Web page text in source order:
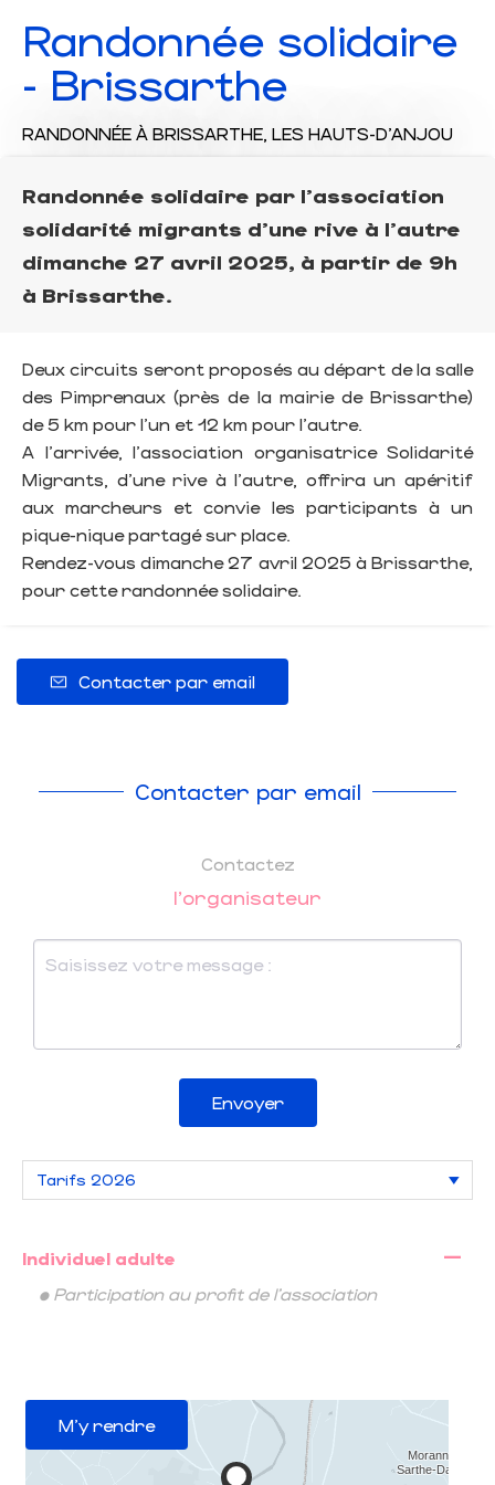
Randonnée solidaire
- Brissarthe
RANDONNÉE À BRISSARTHE, LES HAUTS-D'ANJOU
Randonnée solidaire par l'association
solidarité migrants d'une rive à l'autre
dimanche 27 avril 2025, à partir de 9h
à Brissarthe.
Deux circuits seront proposés au départ de la salle
des Pimprenaux (près de la mairie de Brissarthe)
de 5 km pour l'un et 12 km pour l'autre.
A l'arrivée, l'association organisatrice Solidarité
Migrants, d'une rive à l'autre, offrira un apéritif
aux marcheurs et convie les participants à un
pique-nique partagé sur place.
Rendez-vous dimanche 27 avril 2025 à Brissarthe,
pour cette randonnée solidaire.
Contacter par email
Contacter par email
Contactez
l'organisateur
Envoyer
Individuel adulte
—
• Participation au profit de l'association
M'y rendre